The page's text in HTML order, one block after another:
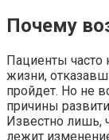
Почему
Пациенты часто
жизни,
пройдет. Но не
причины
Известно лишь,
лежит